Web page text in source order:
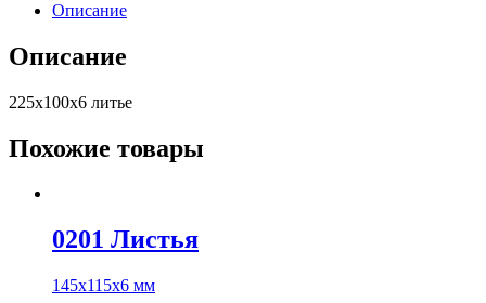
Описание
Описание
225х100х6 литье
Похожие товары
0201 Листья
145х115х6 мм